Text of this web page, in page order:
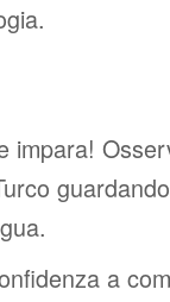
impara!
a